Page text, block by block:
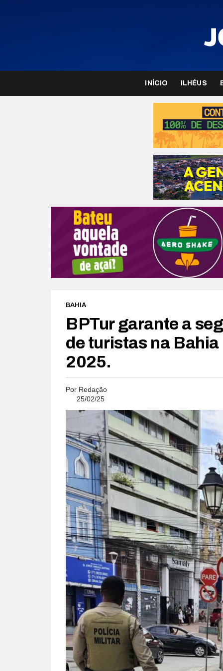
INÍCIO ILHÉUS
BAHIA
BPTur garante a
de turistas na
2025.
Por Redação
25/02/25